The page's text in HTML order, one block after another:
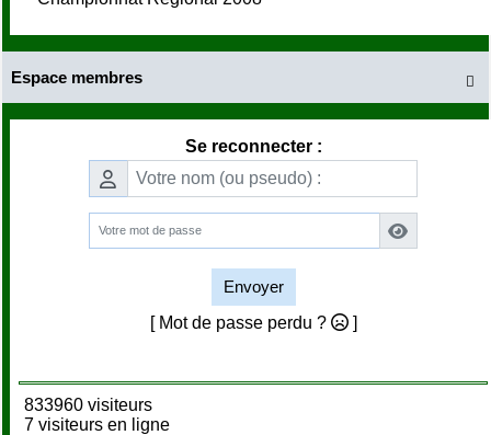

Espace membres
Se reconnecter :
Envoyer
[ Mot de passe perdu ?
]
833960 visiteurs
7 visiteurs en ligne